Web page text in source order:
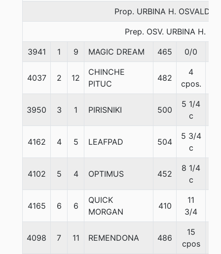
Prop. URBINA H. OSVALDO
Prep. OSV. URBINA H.
3941 1 9 MAGIC DREAM 465 0/0
4037 2 12
CHINCHE
PITUC
482
4
cpos.
3950 3 1 PIRISNIKI 500
5 1/4
c
4162 4 5 LEAFPAD 504
5 3/4
c
4102 5 4 OPTIMUS 452
8 1/4
c
4165 6 6
QUICK
MORGAN
410
11
3/4
4098 7 11 REMENDONA 486
15
cpos